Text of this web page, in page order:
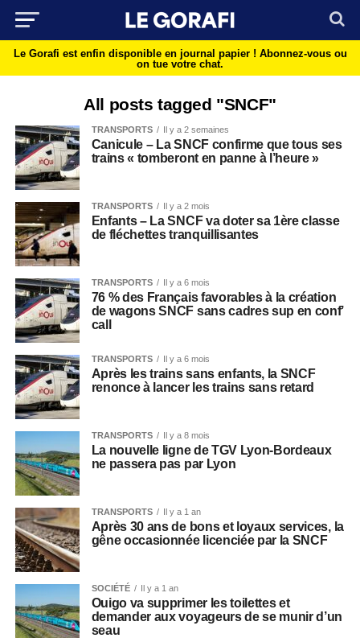
Le Gorafi est enfin disponible en journal papier ! Abonnez-vous ou
on tue votre chat.
All posts tagged "SNCF"
TRANSPORTS Il y a 2 semaines
Canicule – La SNCF confirme que tous ses
trains « tomberont en panne à l’heure »
TRANSPORTS Il y a 2 mois
Enfants – La SNCF va doter sa 1ère classe
de fléchettes tranquillisantes
TRANSPORTS Il y a 6 mois
76 % des Français favorables à la création
de wagons SNCF sans cadres sup en conf’
call
TRANSPORTS Il y a 6 mois
Après les trains sans enfants, la SNCF
renonce à lancer les trains sans retard
TRANSPORTS Il y a 8 mois
La nouvelle ligne de TGV Lyon-Bordeaux
ne passera pas par Lyon
TRANSPORTS Il y a 1 an
Après 30 ans de bons et loyaux services, la
gêne occasionnée licenciée par la SNCF
SOCIÉTÉ Il y a 1 an
Ouigo va supprimer les toilettes et
demander aux voyageurs de se munir d’un
seau